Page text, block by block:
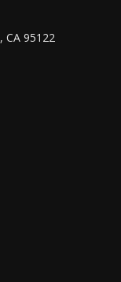
CA 95122